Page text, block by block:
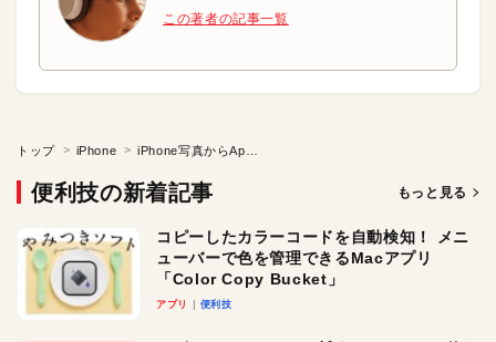
この著者の記事一覧
トップ iPhone
便利技の新着記事 もっと見る
コピーしたカラーコードを自動検知！ メニ
ューバーで色を管理できるMacアプリ
「Color Copy Bucket」
アプリ 便利技